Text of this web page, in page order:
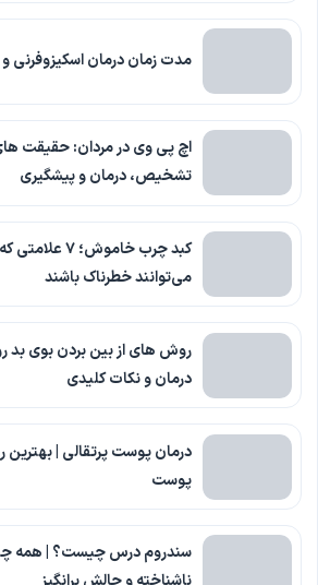
مدت زمان درمان
اچ پی وی در مردان: حقیقت های
تشخیص، درمان و پیشگیری
کبد چرب
می‌توانند خطرناک باشند
روش های از بین بردن بوی بد
درمان و نکات کلیدی
درمان پوست پرتقالی |
پوست
سندروم درس چیست؟ | همه چیز